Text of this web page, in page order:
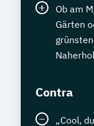
Ob am
Gärten
Contra
„Cool,